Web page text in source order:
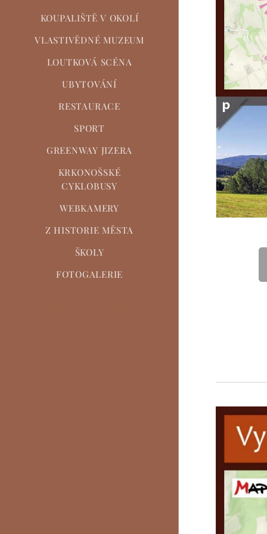
KOUPALIŠTĚ V OKOLÍ
VLASTIVĚDNÉ MUZEUM
LOUTKOVÁ SCÉNA
UBYTOVÁNÍ
RESTAURACE
SPORT
GREENWAY JIZERA
KRKONOŠSKÉ
CYKLOBUSY
WEBKAMERY
Z HISTORIE MĚSTA
ŠKOLY
FOTOGALERIE